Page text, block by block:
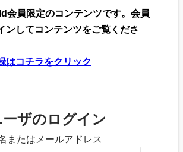
会員限定のコンテンツです。会員
ンしてコンテンツをご覧くださ
はコチラをクリック
ーザのログイン
またはメールアドレス